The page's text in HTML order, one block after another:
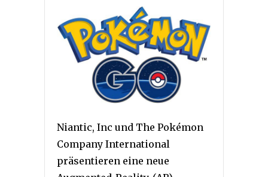
Niantic, Inc und The Pokémon
Company International
präsentieren eine neue